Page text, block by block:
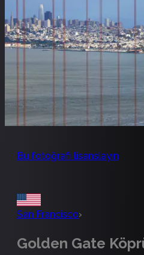
Bu fotoğrafı lisanslayın
San Francisco›
Golden Gate